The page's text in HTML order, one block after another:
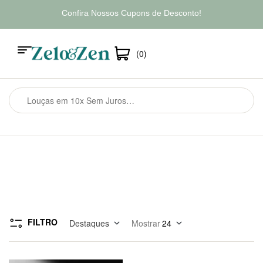
Confira Nossos Cupons de Desconto!
(0)
FILTRO Destaques Mostrar24